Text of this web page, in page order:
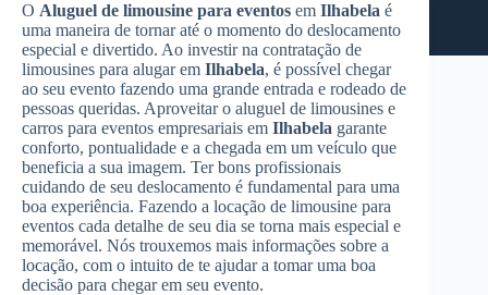
O Aluguel de limousine para eventos em Ilhabela é
uma maneira de tornar até o momento do deslocamento
especial e divertido. Ao investir na contratação de
limousines para alugar em Ilhabela, é possível chegar
ao seu evento fazendo uma grande entrada e rodeado de
pessoas queridas. Aproveitar o aluguel de limousines e
carros para eventos empresariais em Ilhabela garante
conforto, pontualidade e a chegada em um veículo que
beneficia a sua imagem. Ter bons profissionais
cuidando de seu deslocamento é fundamental para uma
boa experiência. Fazendo a locação de limousine para
eventos cada detalhe de seu dia se torna mais especial e
memorável. Nós trouxemos mais informações sobre a
locação, com o intuito de te ajudar a tomar uma boa
decisão para chegar em seu evento.